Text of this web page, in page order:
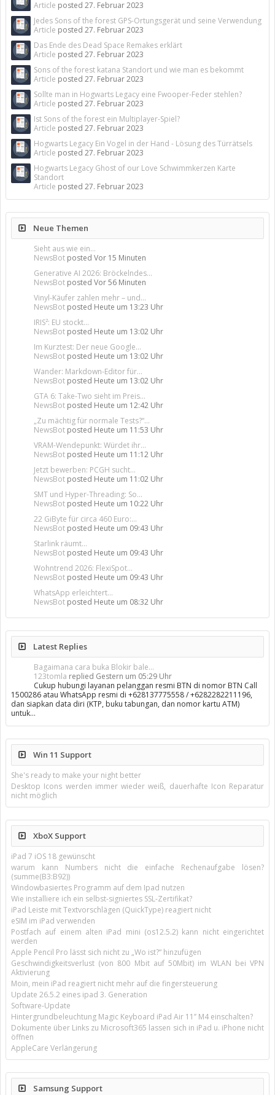
Article posted 27. Februar 2023
Jedes Sons of the forest GPS-Ortungsgerät und seine Verwendung
Article posted 27. Februar 2023
Das Ende des Dead Space Remakes erklärt
Article posted 27. Februar 2023
Sons of the forest katana Standort und wie man es bekommt
Article posted 27. Februar 2023
Sollte man in Hogwarts Legacy eine Fwooper-Feder stehlen?
Article posted 27. Februar 2023
Ist Sons of the forest ein Multiplayer-Spiel?
Article posted 27. Februar 2023
Hogwarts Legacy Ein Vogel in der Hand - Lösung des Türrätsels
Article posted 27. Februar 2023
Hogwarts Legacy Ghost of our Love Schwimmkerzen Karte
Standort
Article posted 27. Februar 2023
Neue Themen
Sieht aus wie ein...
NewsBot posted Vor 15 Minuten
Generative AI 2026: Bröckelndes...
NewsBot posted Vor 56 Minuten
Vinyl-Käufer zahlen mehr – und...
NewsBot posted Heute um 13:23 Uhr
IRIS²: EU stockt...
NewsBot posted Heute um 13:02 Uhr
Im Kurztest: Der neue Google...
NewsBot posted Heute um 13:02 Uhr
Wander: Markdown-Editor für...
NewsBot posted Heute um 13:02 Uhr
GTA 6: Take-Two sieht im Preis...
NewsBot posted Heute um 12:42 Uhr
„Zu mächtig für normale Tests?“...
NewsBot posted Heute um 11:53 Uhr
VRAM-Wendepunkt: Würdet ihr...
NewsBot posted Heute um 11:12 Uhr
Jetzt bewerben: PCGH sucht...
NewsBot posted Heute um 11:02 Uhr
SMT und Hyper-Threading: So...
NewsBot posted Heute um 10:22 Uhr
22 GiByte für circa 460 Euro:...
NewsBot posted Heute um 09:43 Uhr
Starlink räumt...
NewsBot posted Heute um 09:43 Uhr
Wohntrend 2026: FlexiSpot...
NewsBot posted Heute um 09:43 Uhr
WhatsApp erleichtert...
NewsBot posted Heute um 08:32 Uhr
Latest Replies
Bagaimana cara buka Blokir bale...
123tomla replied Gestern um 05:29 Uhr
Cukup hubungi layanan pelanggan resmi BTN di nomor BTN Call
1500286 atau WhatsApp resmi di +628137775558 / +6282282211196,
dan siapkan data diri (KTP, buku tabungan, dan nomor kartu ATM)
untuk…
Win 11 Support
She's ready to make your night better
Desktop Icons werden immer wieder weiß, dauerhafte Icon Reparatur
nicht möglich
XboX Support
iPad 7 iOS 18 gewünscht
warum kann Numbers nicht die einfache Rechenaufgabe lösen?
(summe(B3:B92))
Windowbasiertes Programm auf dem Ipad nutzen
Wie installiere ich ein selbst-signiertes SSL-Zertifikat?
iPad Leiste mit Textvorschlägen (QuickType) reagiert nicht
eSIM im iPad verwenden
Postfach auf einem alten iPad mini (os12.5.2) kann nicht eingerichtet
werden
Apple Pencil Pro lässt sich nicht zu „Wo ist?“ hinzufügen
Geschwindigkeitsverlust (von 800 Mbit auf 50Mbit) im WLAN bei VPN
Aktivierung
Moin, mein iPad reagiert nicht mehr auf die fingersteuerung
Update 26.5.2 eines ipad 3. Generation
Software-Update
Hintergrundbeleuchtung Magic Keyboard iPad Air 11’’ M4 einschalten?
Dokumente über Links zu Microsoft365 lassen sich in iPad u. iPhone nicht
öffnen
AppleCare Verlängerung
Samsung Support